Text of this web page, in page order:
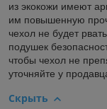
из экокожи имеют
им повышенную
чехол не будет
подушек
чтобы чехол не
уточняйте у
Скрыть